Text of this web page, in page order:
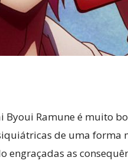
Byoui Ramune é muito
de uma
engraçadas as